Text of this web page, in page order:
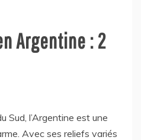
Argentine : 2
Sud, l’Argentine est une
Avec ses reliefs variés